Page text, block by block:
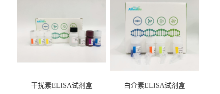
干扰素ELISA试剂盒 白介素ELISA试剂盒